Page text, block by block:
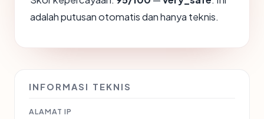
adalah putusan otomatis dan hanya teknis.
INFORMASI TEKNIS
ALAMAT IP